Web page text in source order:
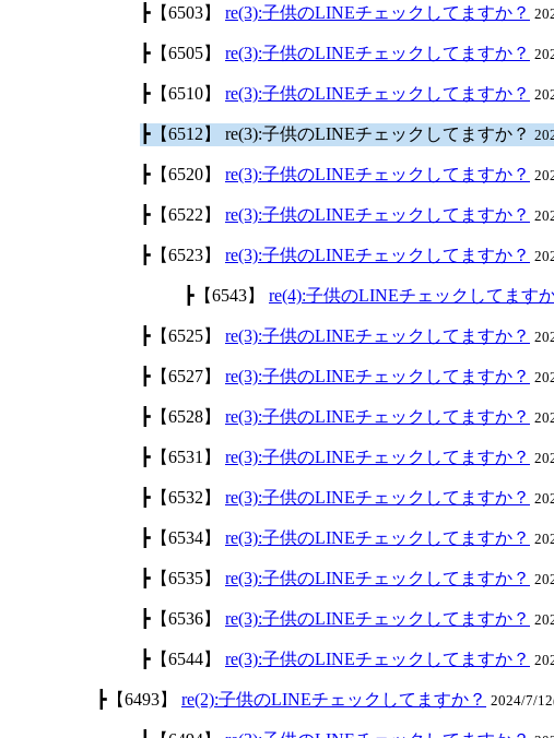
┣【6503】 re(3):子供のLINEチェックしてますか？
┣【6505】 re(3):子供のLINEチェックしてますか？
┣【6510】 re(3):子供のLINEチェックしてますか？
┣【6512】 re(3):子供のLINEチェックしてますか？
┣【6520】 re(3):子供のLINEチェックしてますか？
┣【6522】 re(3):子供のLINEチェックしてますか？
┣【6523】 re(3):子供のLINEチェックしてますか？
┣【6543】 re(4):子供のLINEチェックしてます
┣【6525】 re(3):子供のLINEチェックしてますか？
┣【6527】 re(3):子供のLINEチェックしてますか？
┣【6528】 re(3):子供のLINEチェックしてますか？
┣【6531】 re(3):子供のLINEチェックしてますか？
┣【6532】 re(3):子供のLINEチェックしてますか？
┣【6534】 re(3):子供のLINEチェックしてますか？
┣【6535】 re(3):子供のLINEチェックしてますか？
┣【6536】 re(3):子供のLINEチェックしてますか？
┣【6544】 re(3):子供のLINEチェックしてますか？
┣【6493】 re(2):子供のLINEチェックしてますか？ 2024/7/